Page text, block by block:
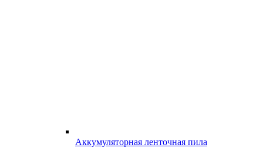
Аккумуляторная ленточная пила